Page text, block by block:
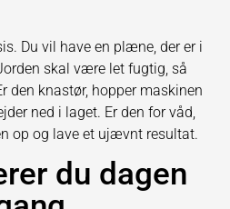
Du vil have en plæne, der er i
skal være let fugtig, så
den knastør, hopper maskinen
ned i laget. Er den for våd,
op og lave et ujævnt resultat.
du dagen